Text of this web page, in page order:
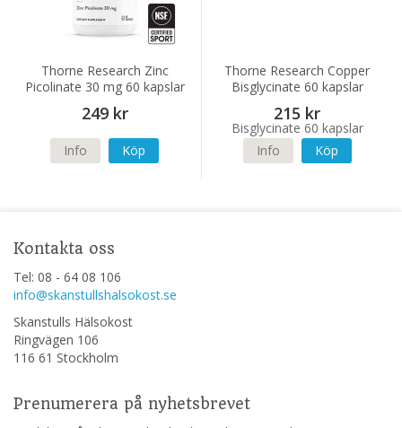
Thorne Research Zinc
Picolinate 30 mg 60 kapslar
(NSF)
249 kr
Info Köp
Thorne Research Copper
Bisglycinate 60 kapslar
215 kr
Info Köp
Kontakta oss
Tel: 08 - 64 08 106
info@skanstullshalsokost.se
Skanstulls Hälsokost
Ringvägen 106
116 61 Stockholm
Prenumerera på nyhetsbrevet